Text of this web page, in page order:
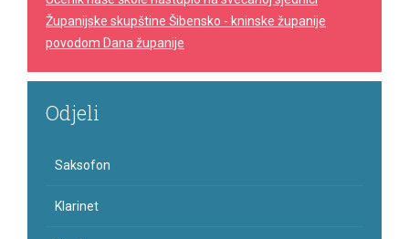
Županijske skupštine Šibensko - kninske županije
povodom Dana županije
Odjeli
Saksofon
Klarinet